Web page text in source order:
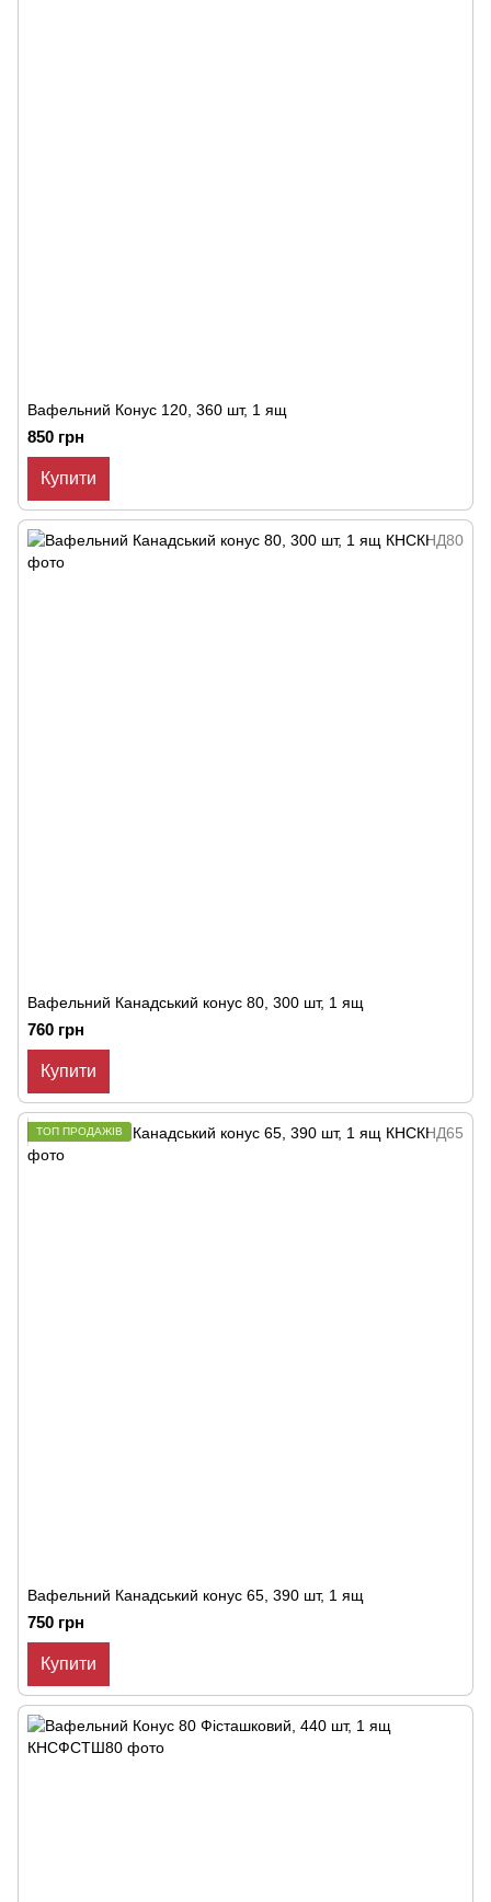
Вафельний Конус 120, 360 шт, 1 ящ
850 грн
Купити
Вафельний Канадський конус 80, 300 шт, 1 ящ
760 грн
Купити
ТОП ПРОДАЖІВ
Вафельний Канадський конус 65, 390 шт, 1 ящ
750 грн
Купити